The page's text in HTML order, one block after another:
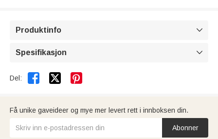
Produktinfo 
Spesifikasjon 
Del:  
Få unike gaveideer og mye mer levert rett i innboksen din.
Abonner